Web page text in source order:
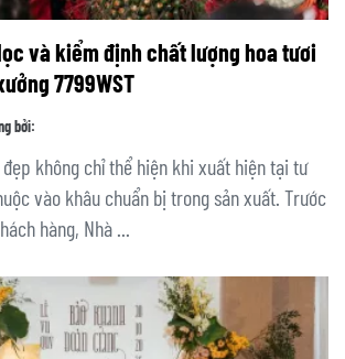
và kiểm định chất lượng hoa tươi
7799WST
bởi:
không chỉ thể hiện khi xuất hiện tại tư
vào khâu chuẩn bị trong sản xuất. Trước
hàng, Nhà ...